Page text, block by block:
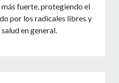
fuerte, protegiendo el
por los radicales libres y
en general.